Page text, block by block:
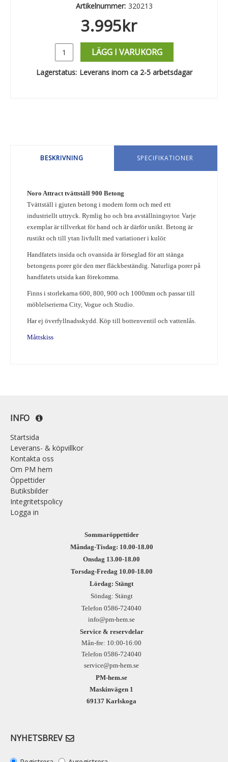
Artikelnummer: 320213
3.995kr
LÄGG I VARUKORG
Lagerstatus: Leverans inom ca 2-5 arbetsdagar
BESKRIVNING SPECIFIKATIONER
Noro Attract tvättställ 900 Betong
Tvättställ i gjuten betong i modern form och med ett
industriellt uttryck. Rymlig ho och bra avställningsytor. Varje
exemplar är tillverkat för hand och är därför unikt. Betong är
rustikt och till ytan livfullt med variationer i kulör.
Handfatets insida och ovansida är förseglad för att stänga
betongens porer gör den mer fläckbeständig. Naturliga porer på
handfatets utsida kan förekomma.
Finns i storlekarna 600, 800, 900 och 1000mm och passar till
möblelserierna City, Vogue och Studio.
Har ej överfyllnadsskydd. Köp till bottenventil och vattenlås.
Måttskiss
INFO
Startsida
Leverans- & köpvillkor
Kontakta oss
Om PM hem
Öppettider
Butiksbilder
Integritetspolicy
Logga in
Sommaröppettider
Måndag-Tisdag: 10.00-18.00
Onsdag 13.00-18.00
Torsdag-Fredag 10.00-18.00
Lördag: Stängt
Söndag: Stängt
Telefon 0586-724040
info@pm-hem.se
Service & reservdelar
Mån-fre: 10:00-16:00
Telefon 0586-724040
service@pm-hem.se
PM-hem.se
Maskinvägen 1
69137 Karlskoga
NYHETSBREV